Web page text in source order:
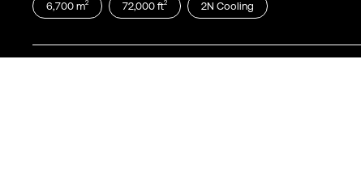
6,700 m2 72,000 ft2 2N Cooling